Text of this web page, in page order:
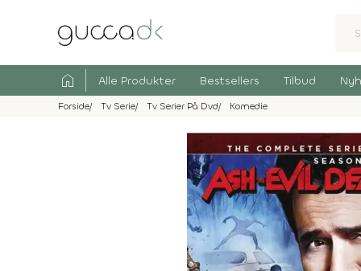
home Alle Produkter Bestsellers Tilbud
Forside Tv Serie Tv Serier På Dvd Komedie